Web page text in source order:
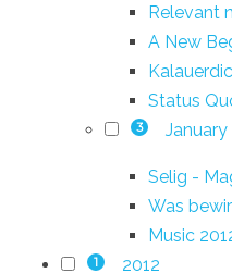
Relevant
A New
Status
3 January
Selig -
Was
Music
1 2012